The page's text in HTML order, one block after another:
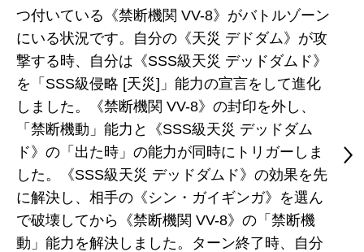
つ付いている《禁断機関 VV-8》がバトルゾーン
にいる状況です。自分の《天災 デドダム》が攻
撃する時、自分は《SSS級天災 デッドダムド》
を「SSS級侵略 [天災]」能力の宣言をして進化
しました。《禁断機関 VV-8》の封印を外し、
「禁断機動」能力と《SSS級天災 デッドダム
ド》の「出た時」の能力が同時にトリガーしま
した。《SSS級天災 デッドダムド》の効果を先
に解決し、相手の《シン・ガイギンガ》を選ん
で破壊してから《禁断機関 VV-8》の「禁断機
動」能力を解決しました。ターン終了時、自分